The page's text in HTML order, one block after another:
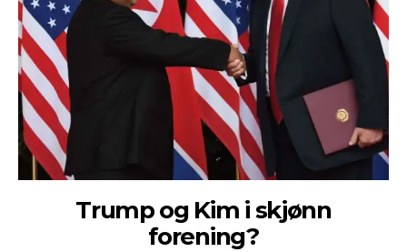
Trump og Kim i skjønn
forening?